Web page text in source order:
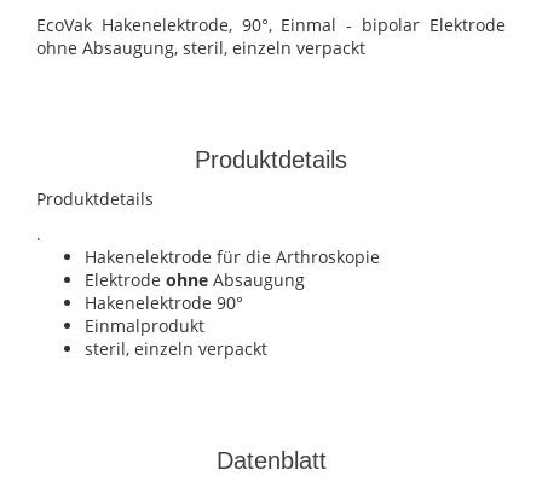
EcoVak Hakenelektrode, 90°, Einmal - bipolar Elektrode
ohne Absaugung, steril, einzeln verpackt
Produktdetails
Produktdetails
.
Hakenelektrode für die Arthroskopie
Elektrode ohne Absaugung
Hakenelektrode 90°
Einmalprodukt
steril, einzeln verpackt
Datenblatt